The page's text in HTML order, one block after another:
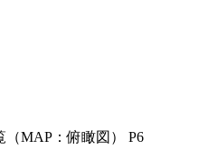
MAP：俯瞰図） P6